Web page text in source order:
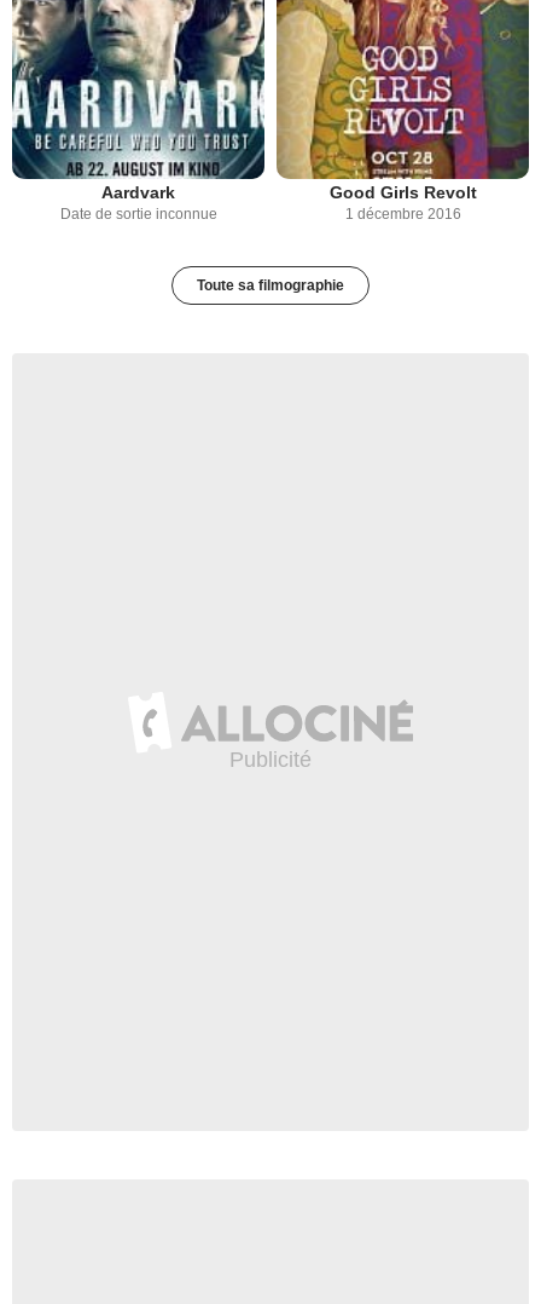
Aardvark
Date de sortie inconnue
Good Girls Revolt
1 décembre 2016
Toute sa filmographie